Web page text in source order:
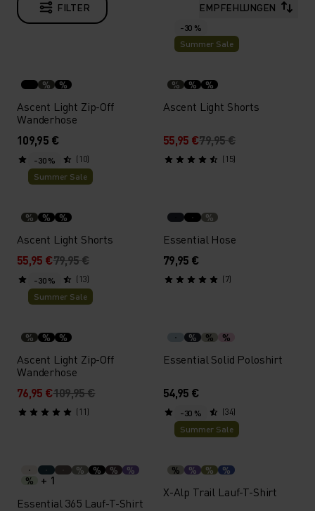
FILTER EMPFEHLUNGEN
% %
Ascent Light Zip-Off
Wanderhose
109,95 €
(10)
-30 %
Summer Sale
% % %
Ascent Light Shorts
55,95 €79,95 €
(15)
-30 %
Summer Sale
% % %
Ascent Light Shorts
55,95 €79,95 €
(13)
%
Essential Hose
79,95 €
(7)
-30 %
Summer Sale
% % %
Ascent Light Zip-Off
Wanderhose
76,95 €109,95 €
(11)
% % %
Essential Solid Poloshirt
54,95 €
(34)
% % %
%
%
+ 1
Essential 365 Lauf-T-Shirt
-30 %
Summer Sale
% % % %
X-Alp Trail Lauf-T-Shirt